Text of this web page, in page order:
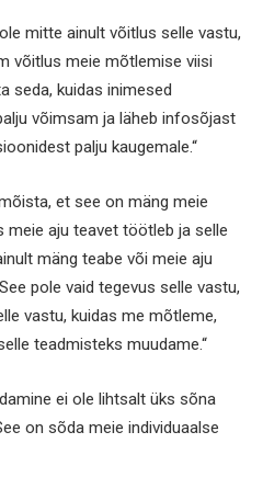
mitte ainult võitlus selle vastu,
võitlus meie mõtlemise viisi
seda, kuidas inimesed
võimsam ja läheb infosõjast
palju kaugemale.“
et see on mäng meie
meie aju teavet töötleb ja selle
mäng teabe või meie aju
pole vaid tegevus selle vastu,
vastu, kuidas me mõtleme,
teadmisteks muudame.“
ei ole lihtsalt üks sõna
on sõda meie individuaalse